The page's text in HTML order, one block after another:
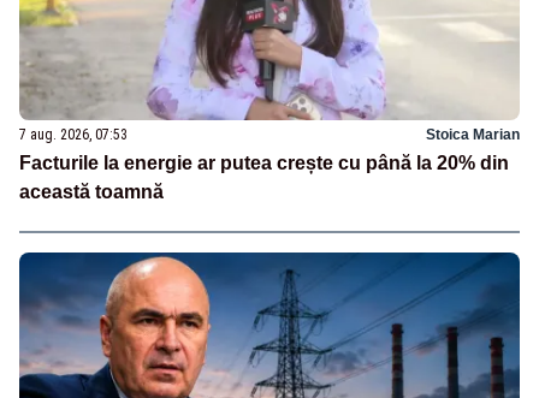
7 aug. 2026, 07:53 Stoica Marian
Facturile la energie ar putea crește cu până la 20% din
această toamnă